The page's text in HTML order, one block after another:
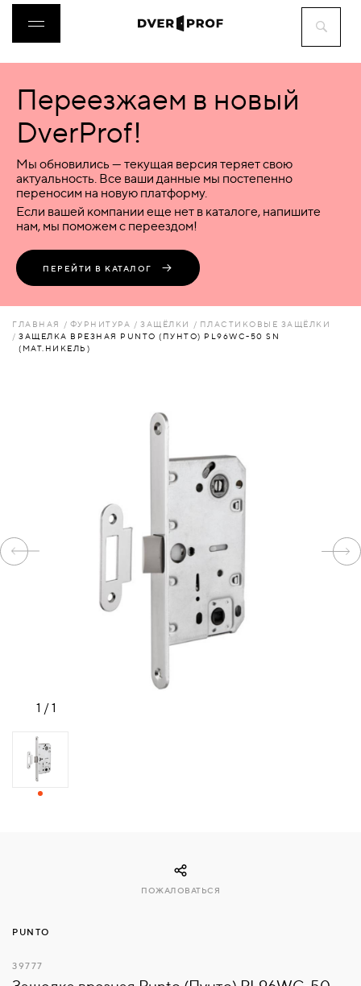
ДВЕРИ
ФУРНИТУРА
ВОРОТА
ПЕРЕГОРОДКИ
АКСЕССУАРЫ
КОМПАНИИ
СТАТЬИ
СВЯЗАТЬСЯ
Переезжаем в новый
DverProf!
Мы обновились — текущая версия теряет свою
актуальность. Все ваши данные мы постепенно
переносим на новую платформу.
Если вашей компании еще нет в каталоге, напишите
нам, мы поможем с переездом!
ПЕРЕЙТИ В КАТАЛОГ
ГЛАВНАЯ ФУРНИТУРА ЗАЩЁЛКИ
ПЛАСТИКОВЫЕ ЗАЩЁЛКИ
ЗАЩЕЛКА ВРЕЗНАЯ PUNTO (ПУНТО) PL96WC-50 SN
(МАТ.НИКЕЛЬ)
1 /1
PUNTO
39777
ПОЖАЛОВАТЬСЯ